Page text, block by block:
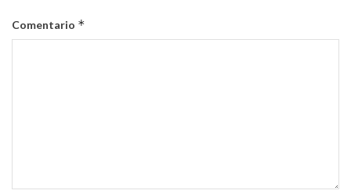
Comentario *